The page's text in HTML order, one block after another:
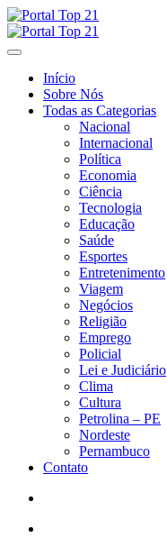
Skip
to
content
Início
Sobre Nós
Todas as Categorias
Nacional
Internacional
Política
Economia
Ciência
Tecnologia
Educação
Saúde
Esportes
Entretenimento
Viagem
Negócios
Religião
Emprego
Policial
Lei e Judiciário
Clima
Cultura
Petrolina – PE
Nordeste
Pernambuco
Contato